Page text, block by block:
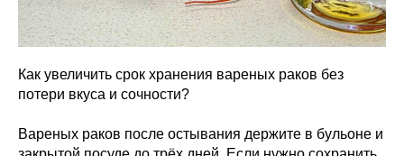
Как увеличить срок хранения вареных раков без
потери вкуса и сочности?
Вареных раков после остывания держите в бульоне и